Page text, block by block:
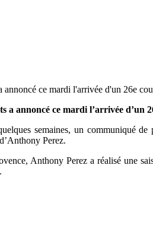
ce mardi l'arrivée d'un 26e
a annoncé ce mardi l’arrivée d’un
semaines, un communiqué
Perez.
Anthony Perez a réalisé une